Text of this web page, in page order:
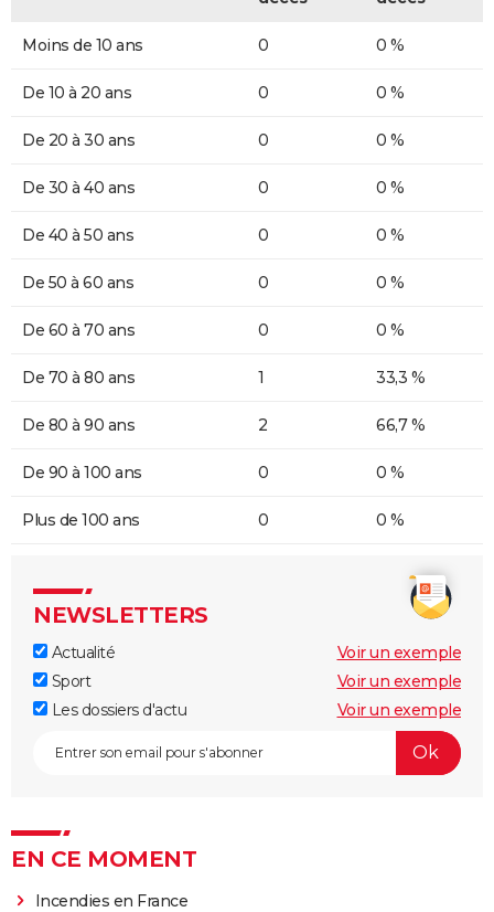
Moins de 10 ans 0 0 %
De 10 à 20 ans 0 0 %
De 20 à 30 ans 0 0 %
De 30 à 40 ans 0 0 %
De 40 à 50 ans 0 0 %
De 50 à 60 ans 0 0 %
De 60 à 70 ans 0 0 %
De 70 à 80 ans 1 33,3 %
De 80 à 90 ans 2 66,7 %
De 90 à 100 ans 0 0 %
Plus de 100 ans 0 0 %
NEWSLETTERS
Actualité
Voir un exemple
Sport
Voir un exemple
Les dossiers d'actu
Voir un exemple
EN CE MOMENT
Incendies en France